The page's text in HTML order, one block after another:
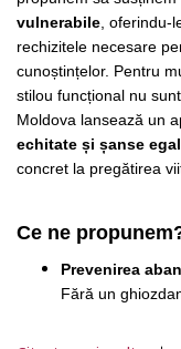
vulnerabile, oferindu-
rechizitele necesare
cunoștințelor. Pentru
stilou funcțional nu
Moldova lansează un
echitate și șanse
concret la pregătirea
Ce ne
Prevenirea
Fără un
fie nevoiți să